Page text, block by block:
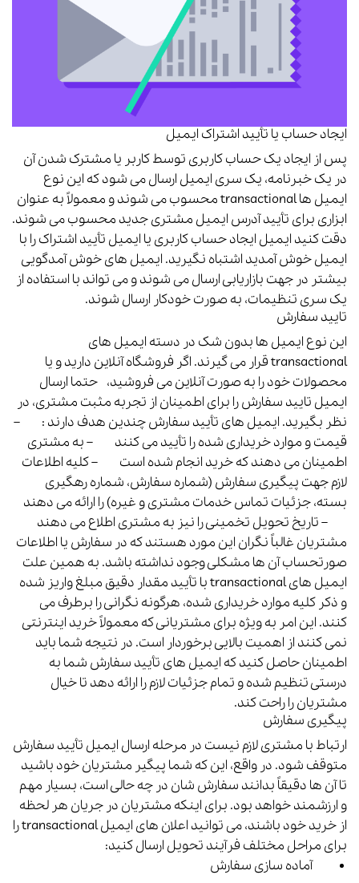
ایجاد حساب یا تأیید اشتراک ایمیل
پس از ایجاد یک حساب کاربری توسط کاربر یا مشترک شدن آن
در یک خبرنامه، یک سری ایمیل ارسال می شود که این نوع
ایمیل ها transactional محسوب می شوند و معمولاً به عنوان
ابزاری برای تأیید آدرس ایمیل مشتری جدید محسوب می شوند.
دقت کنید ایمیل ایجاد حساب کاربری یا ایمیل تأیید اشتراک را با
ایمیل خوش آمدید اشتباه نگیرید. ایمیل های خوش آمدگویی
بیشتر در جهت بازاریابی ارسال می شوند و می تواند با استفاده از
یک سری تنظیمات، به صورت خودکار ارسال شوند.
تایید سفارش
این نوع ایمیل ها بدون شک در دسته ایمیل های
transactional قرار می گیرند. اگر فروشگاه آنلاین دارید و یا
محصولات خود را به صورت آنلاین می فروشید، حتما ارسال
ایمیل تایید سفارش را برای اطمینان از تجربه مثبت مشتری، در
نظر بگیرید. ایمیل های تأیید سفارش چندین هدف دارند :
–
قیمت و موارد خریداری شده را تأیید می کنند
– به مشتری
اطمینان می دهند که خرید انجام شده است
– کلیه اطلاعات
لازم جهت پیگیری سفارش (شماره سفارش، شماره رهگیری
بسته، جزئیات تماس خدمات مشتری و غیره) را ارائه می دهند
– تاریخ تحویل تخمینی را نیز به مشتری اطلاع می دهند
مشتریان غالباً نگران این مورد هستند که در سفارش یا اطلاعات
صورتحساب آن ها مشکلی وجود نداشته باشد. به همین علت
ایمیل های transactional با تأیید مقدار دقیق مبلغ واریز شده
و ذکر کلیه موارد خریداری شده، هرگونه نگرانی را برطرف می
کنند. این امر به ویژه برای مشتریانی که معمولاً خرید اینترنتی
نمی کنند از اهمیت بالایی برخوردار است. در نتیجه شما باید
اطمینان حاصل کنید که ایمیل های تأیید سفارش شما به
درستی تنظیم شده و تمام جزئیات لازم را ارائه دهد تا خیال
مشتریان را راحت کند.
پیگیری سفارش
ارتباط با مشتری لازم نیست در مرحله ارسال ایمیل تأیید سفارش
متوقف شود. در واقع، این که شما پیگیر مشتریان خود باشید
تا آن ها دقیقاً بدانند سفارش شان در چه حالی است، بسیار مهم
و ارزشمند خواهد بود. برای اینکه مشتریان در جریان هر لحظه
از خرید خود باشند، می توانید اعلان های ایمیل transactional را
برای مراحل مختلف فرآیند تحویل ارسال کنید:
آماده سازی سفارش